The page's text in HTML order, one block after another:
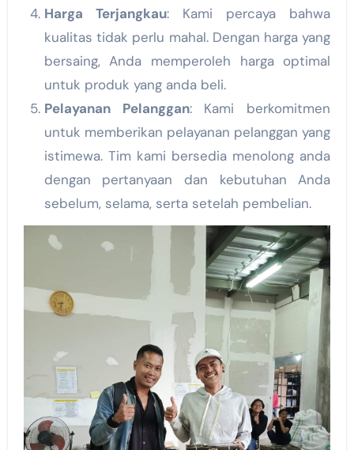
Harga Terjangkau: Kami percaya bahwa
kualitas tidak perlu mahal. Dengan harga yang
bersaing, Anda memperoleh harga optimal
untuk produk yang anda beli.
Pelayanan Pelanggan: Kami berkomitmen
untuk memberikan pelayanan pelanggan yang
istimewa. Tim kami bersedia menolong anda
dengan pertanyaan dan kebutuhan Anda
sebelum, selama, serta setelah pembelian.